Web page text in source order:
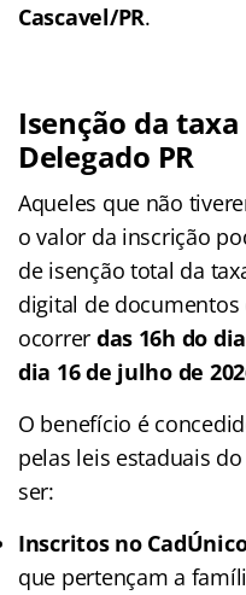
Cascavel/PR.
Isenção da
Delegado PR
Aqueles que não
o valor da inscrição
de isenção total da
digital de
ocorrer das 16h do
dia 16 de julho de
O benefício é
pelas leis estaduais
ser:
Inscritos no
que pertençam a